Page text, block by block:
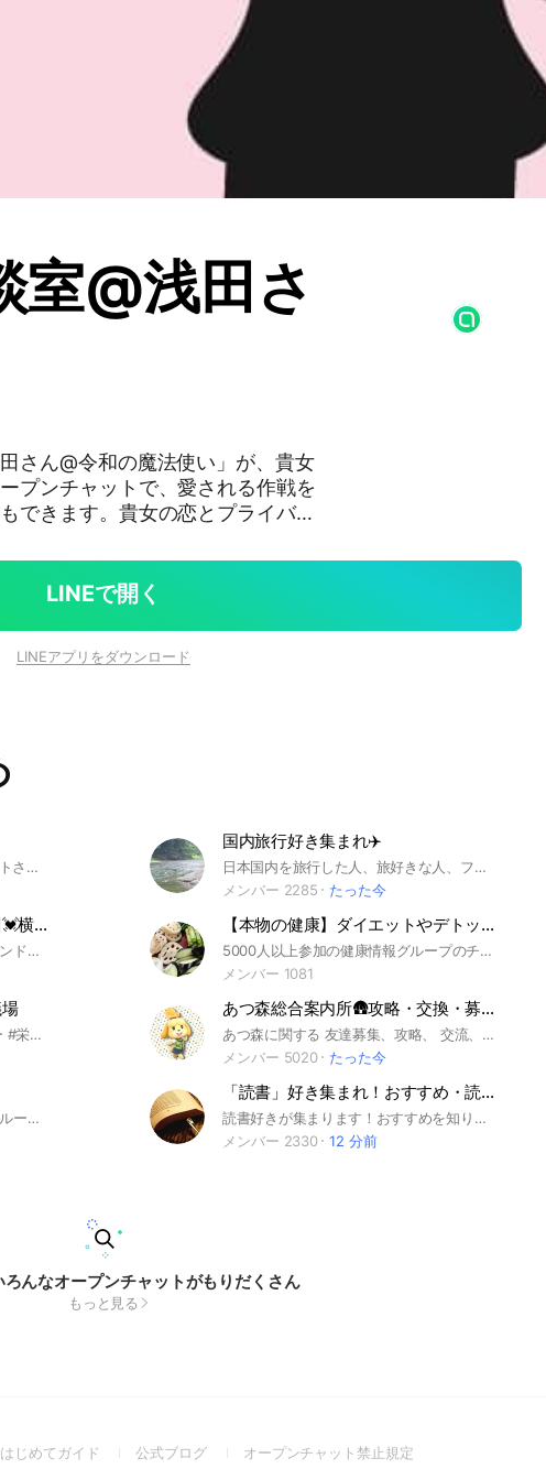
室@浅田さ
さん@令和の魔法使い」が、貴女
プンチャットで、愛される作戦を
できます。貴女の恋とプライバシ
LINEで開く
LINEアプリをダウンロード
SHEINを利用している骨格ストレートさんのための情報交換オプチャ！ 目的にあわせてご参加ください♡ 【メインのオープンチャット】 SHEINの商品についての質問、レビューなど 【サブトークルーム】 ｢クーポン情報🎁｣ 似合う服を買って可愛くなりましょう🎀 大事なノート、アナウンスを必ず確認してください- ̗̀📢 骨格ストレートの情報が欲しい方であれば性別関係なく入っていただいて構いません！ ⚠荒らし目的の方はご遠慮ください。 またSHEINの商品であっても骨格に関係のある商品以外の話はお控えください。 多くの人が気持ちよく利用できるようご協力をお願いします🙇🏻‍♀️ #SHEIN#シーイン#垢抜け#骨格ストレート#骨スト#ファッション#クーポン
国内旅行好き集まれ✈️
日本国内を旅行した人、旅好きな人、フラッと出かけるのが好きな人、これから色々行きたい人、情報交換しましょ🤗
メンバー 2285
たった今
ボンボンドロップシール神奈川💓横浜調査隊
神奈川県、特に横浜メインでボンボンドロップシールの新商品や売り切れ、入荷情報をみんなで調査するコミュニティです。#シルパト#ボンドロ#シル活
【本物の健康】ダイエットやデトックス、腸内改善、ファスティング、検査で病気の予測と予防
5000人以上参加の健康情報グループのチャット版で誰でも参加でき、あなたの健康情報をみんなと話したり学んだりしていきましょう デトックスやダイエットに繋がることも大歓迎！腸内環境やファスティングのこと、経験してみたいことも質問してみよう
メンバー 1081
#ニキビ #肌荒れ #陥没 #クレーター #栄養 #寝不足 #化粧水 #乳液 #美容 #ストレス #ピーリング #プロアクティブ #ケア 何が効くのか、どのようなケアが良いのか、豆知識等があれば共有しましょう。 有識者さん大歓迎です。思う存分経験体験談、知識を放出してくれると嬉しいです。 なるべく多くの方が発言できる場にしたいと思ってます。 他チャットへの勧誘は即退場です☺️
あつ森総合案内所🛖攻略・交換・募集・交流・イベント・質問
あつ森に関する 友達募集、攻略、 交流、アイテム交換、 企画イベント、質問など、 総合的な情報共有を中心とした ルームになります。 仲間と楽しく会話して あつ森ライフを深めよう！ 大事なノートを 御一読ください😉 #あつまれどうぶつの森 #どうぶつの森 #あつ森 #動物の森 #動物 #Switch #スイッチ #ゲーム #攻略 #情報 #交換 #募集 #DIY #交流 #通信 #住民 #島 #レシピ #マイデザイン #夢番地 #マリオ #家具 #フレンド #サンリオ #マルチ募集 #ニンダイ #アプデ #どう森 #アイテム #雑談 #任天堂 #ダイレクト #ハッピーホーム #ハッピーホームパラダイス #イラスト #おさわり #ハピパラ #ハピモリ #ハピ森
メンバー 5020
たった今
大阪でおすすめのお店を共有するグループ！
「読書」好き集まれ！おすすめ・読書会・感想共有など・ジャンル指定なし【welps】
読書好きが集まります！おすすめを知りたい、おすすめしたい、読書会、感想共有など、ジャンル指定なし。本好きが本好きと仲良く語らうトークルームです！このチャットはオタクサークルwelpsが運営している誰でも自由に参加可能なチャットです。仲良くなるために定例懇親会やイベント企画をぜひ！
メンバー 2330
12 分前
ろんなオープンチャットがもりだくさん
もっと見る
はじめてガイド
(Open公式ブログ
(Openオープンチャット禁止規定(Open